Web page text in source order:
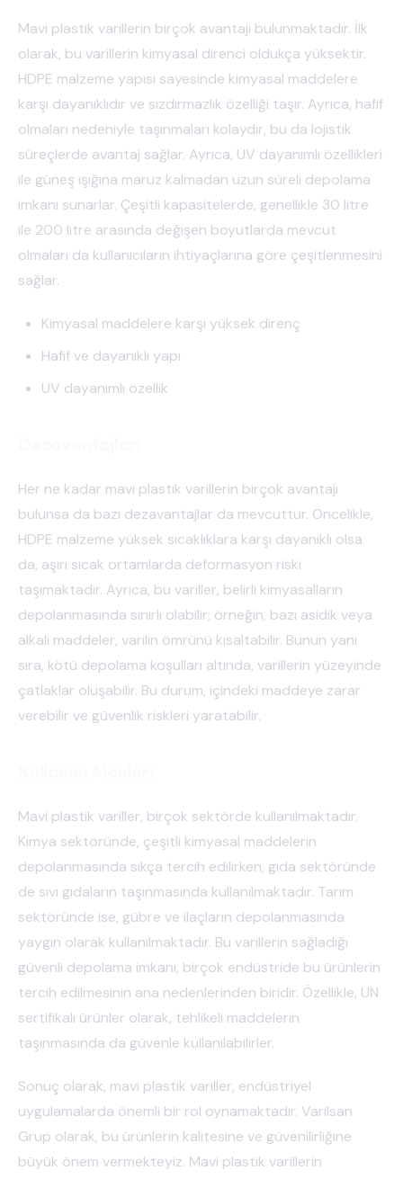
Mavi plastik varillerin birçok avantajı bulunmaktadır. İlk
olarak, bu varillerin kimyasal direnci oldukça yüksektir.
HDPE malzeme yapısı sayesinde kimyasal maddelere
karşı dayanıklıdır ve sızdırmazlık özelliği taşır. Ayrıca, hafif
olmaları nedeniyle taşınmaları kolaydır, bu da lojistik
süreçlerde avantaj sağlar. Ayrıca, UV dayanımlı özellikleri
ile güneş ışığına maruz kalmadan uzun süreli depolama
imkanı sunarlar. Çeşitli kapasitelerde, genellikle 30 litre
ile 200 litre arasında değişen boyutlarda mevcut
olmaları da kullanıcıların ihtiyaçlarına göre çeşitlenmesini
sağlar.
Kimyasal maddelere karşı yüksek direnç
Hafif ve dayanıklı yapı
UV dayanımlı özellik
Her ne kadar mavi plastik varillerin birçok avantajı
bulunsa da bazı dezavantajlar da mevcuttur. Öncelikle,
HDPE malzeme yüksek sıcaklıklara karşı dayanıklı olsa
da, aşırı sıcak ortamlarda deformasyon riski
taşımaktadır. Ayrıca, bu variller, belirli kimyasalların
depolanmasında sınırlı olabilir; örneğin, bazı asidik veya
alkali maddeler, varilin ömrünü kısaltabilir. Bunun yanı
sıra, kötü depolama koşulları altında, varillerin yüzeyinde
çatlaklar oluşabilir. Bu durum, içindeki maddeye zarar
verebilir ve güvenlik riskleri yaratabilir.
Mavi plastik variller, birçok sektörde kullanılmaktadır.
Kimya sektöründe, çeşitli kimyasal maddelerin
depolanmasında sıkça tercih edilirken, gıda sektöründe
de sıvı gıdaların taşınmasında kullanılmaktadır. Tarım
sektöründe ise, gübre ve ilaçların depolanmasında
yaygın olarak kullanılmaktadır. Bu varillerin sağladığı
güvenli depolama imkanı, birçok endüstride bu ürünlerin
tercih edilmesinin ana nedenlerinden biridir. Özellikle, UN
sertifikalı ürünler olarak, tehlikeli maddelerin
taşınmasında da güvenle kullanılabilirler.
Sonuç olarak, mavi plastik variller, endüstriyel
uygulamalarda önemli bir rol oynamaktadır. Varilsan
Grup olarak, bu ürünlerin kalitesine ve güvenilirliğine
büyük önem vermekteyiz. Mavi plastik varillerin